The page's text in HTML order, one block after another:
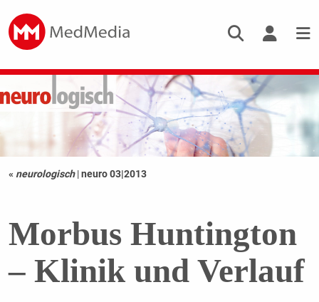
« neurologisch |neuro 03|2013
Morbus Huntington
– Klinik und Verlauf